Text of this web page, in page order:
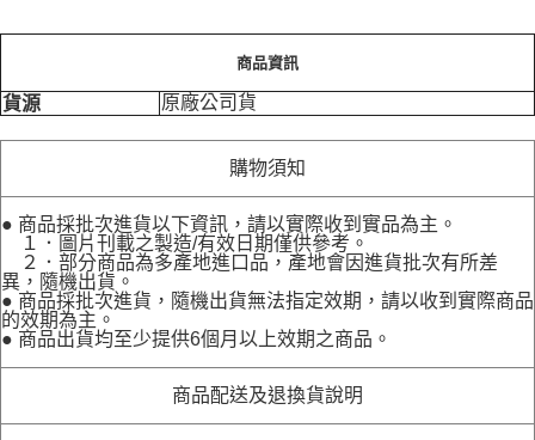
商品資訊
貨源 原廠公司貨
購物須知
● 商品採批次進貨以下資訊，請以實際收到實品為主。
１．圖片刊載之製造/有效日期僅供參考。
２．部分商品為多產地進口品，產地會因進貨批次有所差
異，隨機出貨。
● 商品採批次進貨，隨機出貨無法指定效期，請以收到實際商品
的效期為主。
● 商品出貨均至少提供6個月以上效期之商品。
商品配送及退換貨說明